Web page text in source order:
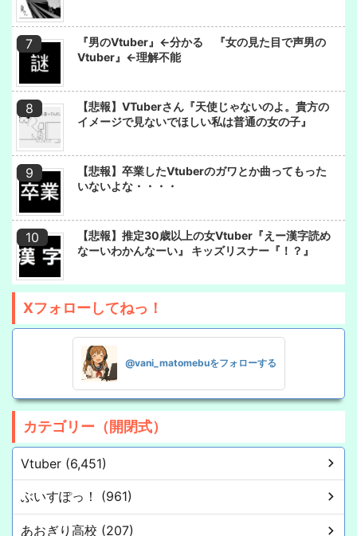
『男のVtuber』←分かる 『女の見た目で声男の
Vtuber』←理解不能
【悲報】VTuberさん『天使じゃないのよ。貴方の
イメージで見ないでほしい私は普通の女の子』
【悲報】卒業したVtuberのガワとか曲ってもった
いないよな・・・・
【悲報】推定30歳以上の女Vtuber『えー漢字読め
なーいわかんなーい』 キッズリスナー『！？』
Xフォローしてねっ！
@vani_matomebuをフォローする
カテゴリー（開閉式）
Vtuber (6,451)
ぶいすぽっ！ (961)
あおぎり高校 (207)